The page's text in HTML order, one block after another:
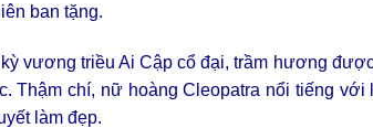
ban tặng.
vương triều Ai Cập cổ đại, trầm hương
Thậm chí, nữ hoàng Cleopatra nổi tiếng
làm đẹp.